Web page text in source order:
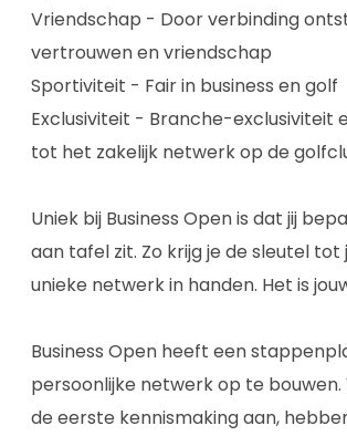
Vriendschap - Door verbinding
vertrouwen en vriendschap
Sportiviteit - Fair in business en golf
Exclusiviteit - Branche-exclusiviteit
tot het zakelijk netwerk op de
Uniek bij Business Open is dat jij
aan tafel zit. Zo krijg je de sleutel tot
unieke netwerk in handen. Het is
Business Open heeft een
persoonlijke netwerk op te bouwen.
de eerste kennismaking aan,